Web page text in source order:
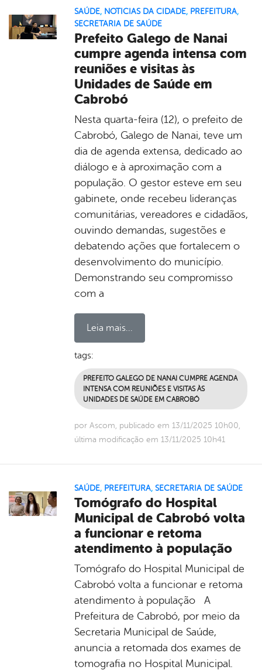
SAÚDE, NOTICIAS DA CIDADE, PREFEITURA,
SECRETARIA DE SAÚDE
Prefeito Galego de Nanai
cumpre agenda intensa com
reuniões e visitas às
Unidades de Saúde em
Cabrobó
Nesta quarta-feira (12), o prefeito de
Cabrobó, Galego de Nanai, teve um
dia de agenda extensa, dedicado ao
diálogo e à aproximação com a
população. O gestor esteve em seu
gabinete, onde recebeu lideranças
comunitárias, vereadores e cidadãos,
ouvindo demandas, sugestões e
debatendo ações que fortalecem o
desenvolvimento do município.
Demonstrando seu compromisso
com a
Leia mais...
tags:
PREFEITO GALEGO DE NANAI CUMPRE AGENDA
INTENSA COM REUNIÕES E VISITAS ÀS
UNIDADES DE SAÚDE EM CABROBÓ
por Ascom, publicado em 13/11/2025 10h00,
última modificação em 13/11/2025 10h41
SAÚDE, PREFEITURA, SECRETARIA DE SAÚDE
Tomógrafo do Hospital
Municipal de Cabrobó volta
a funcionar e retoma
atendimento à população
Tomógrafo do Hospital Municipal de
Cabrobó volta a funcionar e retoma
atendimento à população A
Prefeitura de Cabrobó, por meio da
Secretaria Municipal de Saúde,
anuncia a retomada dos exames de
tomografia no Hospital Municipal.